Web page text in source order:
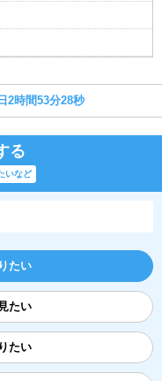
2時間53分27秒
る
いなど
たい
たい
たい